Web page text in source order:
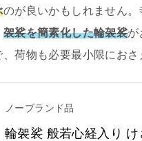
のが良いかもしれません
袈裟を簡素化した輪袈裟が
荷物も必要最小限におさ
ノーブランド品
輪袈裟 般若心経入り